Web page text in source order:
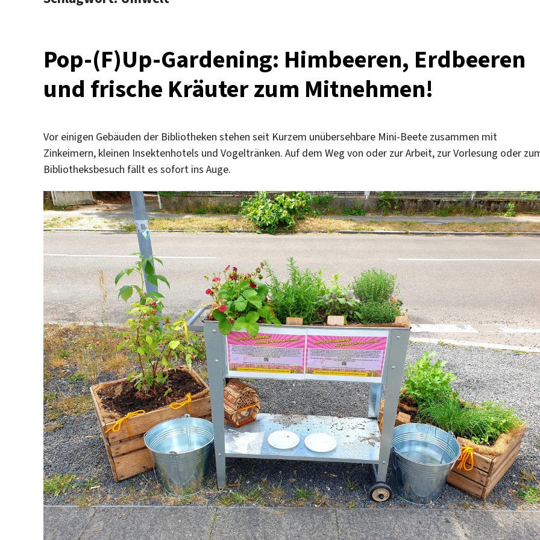
Pop-(F)Up-Gardening: Himbeeren, Erdbeeren
und frische Kräuter zum Mitnehmen!
Vor einigen Gebäuden der Bibliotheken stehen seit Kurzem unübersehbare Mini-Beete zusammen mit
Zinkeimern, kleinen Insektenhotels und Vogeltränken. Auf dem Weg von oder zur Arbeit, zur Vorlesung oder
Bibliotheksbesuch fällt es sofort ins Auge.